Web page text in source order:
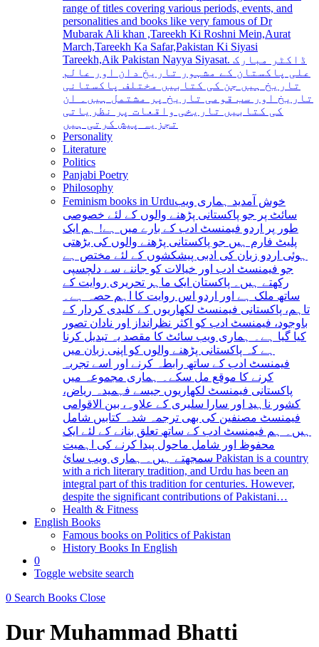
range of titles covering various periods, events, and
personalities and books like very famous of Dr
Mubarak Ali khan ,Tareekh Ki Roshni Mein,Aurat
March,Tareekh Ka Safar,Pakistan Ki Siyasi
Tareekh,Aik Pakistan Nayya Siyasat. ڈاکٹر مبارک
علی پاکستان کے مشہور تاریخ دان اور عالم
تاریخ ہیں جن کی کتابیں مختلف پاکستانی
تاریخ اور سب قومی تاریخ پر مشتمل ہیں۔ ان
کی کتابیں تاریخی واقعات پر نظریاتی
تجزیہ پیش کرتی ہیں
Personality
Literature
Politics
Panjabi Poetry
Philosophy
Feminism books in Urduخوش آمدید ہماری ویب
سائٹ پر جو پاکستانی پڑھنے والوں کے لئے خصوصی
طور پر اردو فیمنسٹ ادب کے بارے میں ہے! ہم ایک
پلیٹ فارم ہیں جو پاکستانی پڑھنے والوں کی بڑھتی
ہوئی اردو زبان کی ادبی پیشکشوں کے لئے مختص ہے
جو فیمنسٹ ادب اور خیالات کو جاننے سے دلچسپی
رکھتے ہیں۔ پاکستان ایک ماہر تحریری روایت کے
ساتھ ملک ہے اور اردو اس روایت کا اہم حصہ ہے۔
تاہم، پاکستانی فیمنسٹ لکھاریوں کے کلیدی کردار کے
باوجود، فیمنسٹ ادب کو اکثر نظرانداز اور نادان تصور
کیا گیا ہے۔ ہماری ویب سائٹ کا مقصد یہ تبدیل کرنا
ہے کہ پاکستانی پڑھنے والوں کو اپنی زبان میں
فیمنسٹ ادب کے ساتھ رابطہ کرنے اور اسے تجربہ
کرنے کا موقع مل سکے۔ ہماری مجموعہ میں
پاکستانی فیمنسٹ لکھاریوں جیسے فہمیدہ ریاض،
کشور ناہید اور سارا سلیری کے علاوہ، بین الاقوامی
فیمنسٹ مصنفین کی بھی ترجمہ شدہ کتابیں شامل
ہیں۔ ہم فیمنسٹ ادب کے ساتھ تعلق بنانے کے لئے ایک
محفوظ اور شامل ماحول پیدا کرنے کی اہمیت
سمجھتے ہیں۔ ہماری ویب سائ Pakistan is a country
with a rich literary tradition, and Urdu has been an
integral part of this tradition for centuries. However,
despite the significant contributions of Pakistani…
Health & Fitness
English Books
Famous books on Politics of Pakistan
History Books In English
0
Toggle website search
0 Search Books Close
Dur Muhammad Bhatti